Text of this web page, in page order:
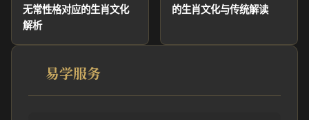
无常性格对应的生肖文化
解析
的生肖文化与传统解读
易学服务